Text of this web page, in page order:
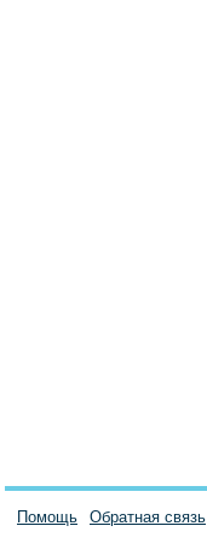
Помощь Обратная связь